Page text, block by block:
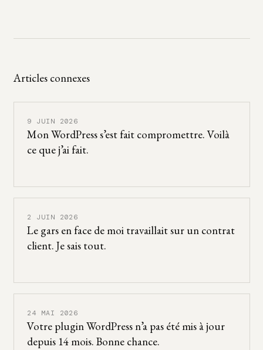
Articles connexes
9 JUIN 2026
Mon WordPress s’est fait compromettre. Voilà
ce que j’ai fait.
2 JUIN 2026
Le gars en face de moi travaillait sur un contrat
client. Je sais tout.
24 MAI 2026
Votre plugin WordPress n’a pas été mis à jour
depuis 14 mois. Bonne chance.